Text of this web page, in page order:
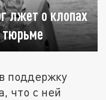
лжет о клопах
тюрьме
поддержку
что с ней